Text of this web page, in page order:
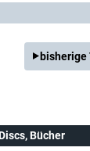
bisherige
Bücher